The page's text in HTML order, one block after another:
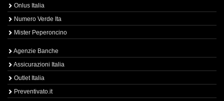
Onlus Italia
Numero Verde Ita
Mister Peperoncino
Agenzie Banche
Assicurazioni Italia
Outlet Italia
Preventivato.it